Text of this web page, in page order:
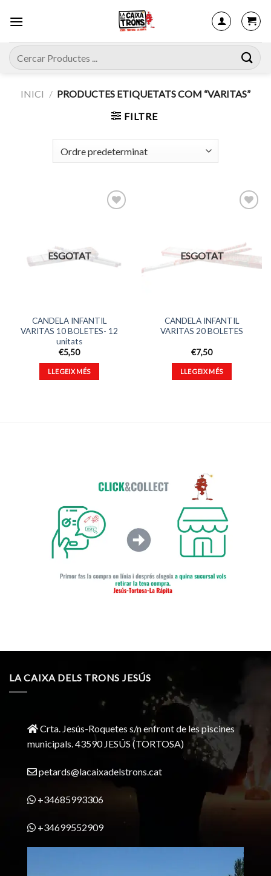
Cerca:
INICI / PRODUCTES ETIQUETATS COM “VARITAS”
FILTRE
ESGOTAT
CANDELA INFANTIL
VARITAS 10 BOLETES- 12
unitats
€5,50
LLEGEIX MÉS
a
favorits
ESGOTAT
CANDELA INFANTIL
VARITAS 20 BOLETES
€7,50
LLEGEIX MÉS
LA CAIXA DELS TRONS JESÚS
Crta. Jesús-Roquetes s/n enfront de les piscines
municipals. 43590 JESÚS (TORTOSA)
petards@lacaixadelstrons.cat
+34685993306
+34699552909